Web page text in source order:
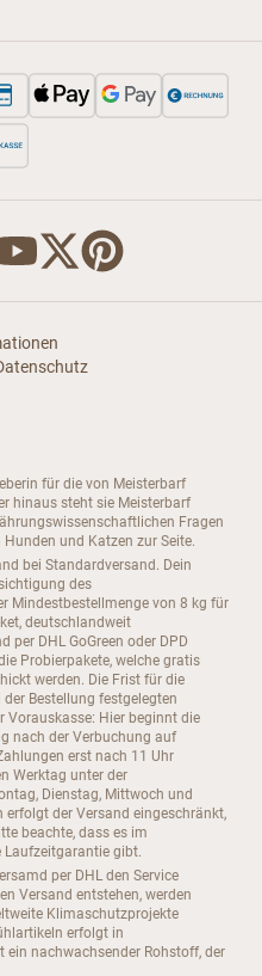
für die von Meisterbarf
hinaus steht sie Meisterbarf
Fragen
und Katzen zur Seite.
bei Standardversand. Dein
des
Mindestbestellmenge von 8 kg für
deutschlandweit
per DHL GoGreen oder DPD
Probierpakete, welche gratis
werden. Die Frist für die
Bestellung festgelegten
Vorauskasse: Hier beginnt die
nach der Verbuchung auf
erst nach 11 Uhr
Werktag unter der
Dienstag, Mittwoch und
erfolgt der Versand eingeschränkt,
beachte, dass es im
gibt.
per DHL den Service
Versand entstehen, werden
Klimaschutzprojekte
erfolgt in
nachwachsender Rohstoff, der